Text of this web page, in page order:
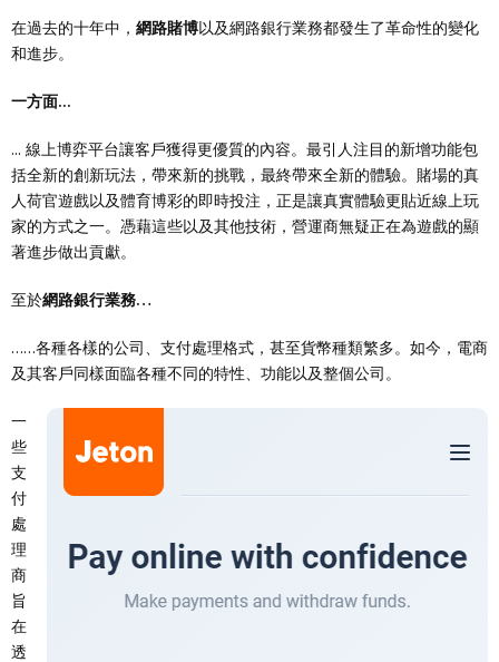
在過去的十年中， 網路賭博以及網路銀行業務都發生了革命性的變化
和進步。
一方面...
... 線上博弈平台讓客戶獲得更優質的內容。最引人注目的新增功能包
括全新的創新玩法，帶來新的挑戰，最終帶來全新的體驗。賭場的真
人荷官遊戲以及體育博彩的即時投注，正是讓真實體驗更貼近線上玩
家的方式之一。憑藉這些以及其他技術，營運商無疑正在為遊戲的顯
著進步做出貢獻。
至於網路銀行業務…
……各種各樣的公司、支付處理格式，甚至貨幣種類繁多。如今，電商
及其客戶同樣面臨各種不同的特性、功能以及整個公司。
一
些
支
付
處
理
商
旨
在
透